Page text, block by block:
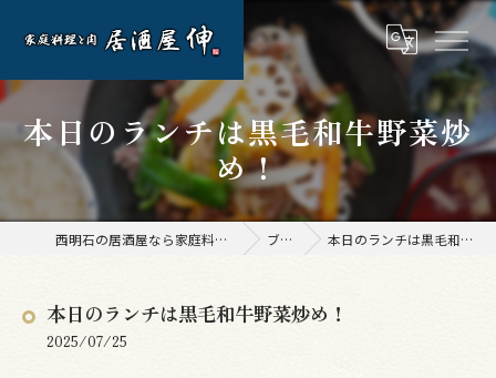
本日のランチは黒毛和牛野菜炒
め！
西明石の居酒屋なら家庭料理と肉 居酒屋 伸 ブログ 本日のランチは黒毛和牛野菜炒め！
本日のランチは黒毛和牛野菜炒め！
2025/07/25